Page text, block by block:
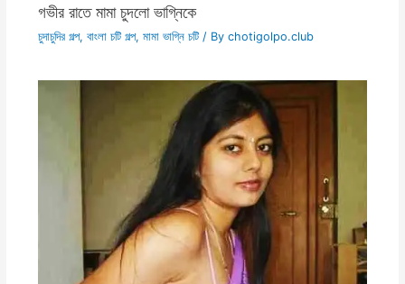
গভীর রাতে মামা চুদলো ভাগ্নিকে
চুদাচুদির গল্প, বাংলা চটি গল্প, মামা ভাগ্নি চটি/ By chotigolpo.club